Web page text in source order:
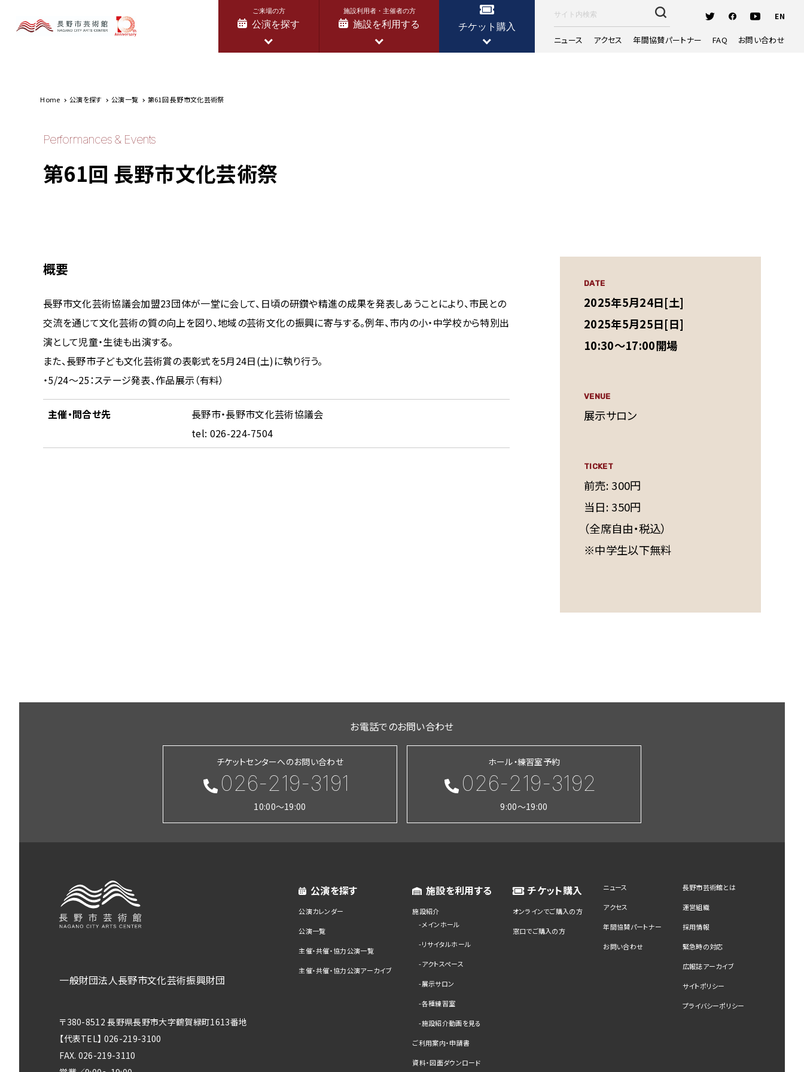
ご来場の方
公演を探す
施設利用者・主催者の方
施設を利用する チケット購入
EN
ニュース アクセス 年間協賛パートナー FAQ お問い合わせ
Home 公演を探す 公演一覧 第61回 長野市文化芸術祭
Performances & Events
第61回 長野市文化芸術祭
概要
長野市文化芸術協議会加盟23団体が一堂に会して、日頃の研鑽や精進の成果を発表しあうことにより、市民との
交流を通じて文化芸術の質の向上を図り、地域の芸術文化の振興に寄与する。例年、市内の小・中学校から特別出
演として児童・生徒も出演する。
また、長野市子ども文化芸術賞の表彰式を5月24日(土)に執り行う。
・5/24～25：ステージ発表、作品展示（有料）
主催・問合せ先
長野市・長野市文化芸術協議会
tel: 026-224-7504
DATE
2025年5月24日[土]
2025年5月25日[日]
10:30～17:00開場
VENUE
展示サロン
TICKET
前売: 300円
当日: 350円
（全席自由・税込）
※中学生以下無料
お電話でのお問い合わせ
チケットセンターへのお問い合わせ
026-219-3191
10:00～19:00
ホール・練習室予約
026-219-3192
9:00～19:00
公演を探す
公演カレンダー
公演一覧
主催・共催・協力公演一覧
主催・共催・協力公演アーカイブ
施設を利用する
施設紹介
メインホール
リサイタルホール
アクトスペース
展示サロン
各種練習室
施設紹介動画を見る
ご利用案内・申請書
資料・図面ダウンロード
チケット購入
オンラインでご購入の方
窓口でご購入の方
ニュース
アクセス
年間協賛パートナー
お問い合わせ
長野市芸術館とは
運営組織
採用情報
緊急時の対応
広報誌アーカイブ
サイトポリシー
プライバシーポリシー
一般財団法人長野市文化芸術振興財団
〒380-8512 長野県長野市大字鶴賀緑町1613番地
【代表TEL】 026-219-3100
FAX. 026-219-3110